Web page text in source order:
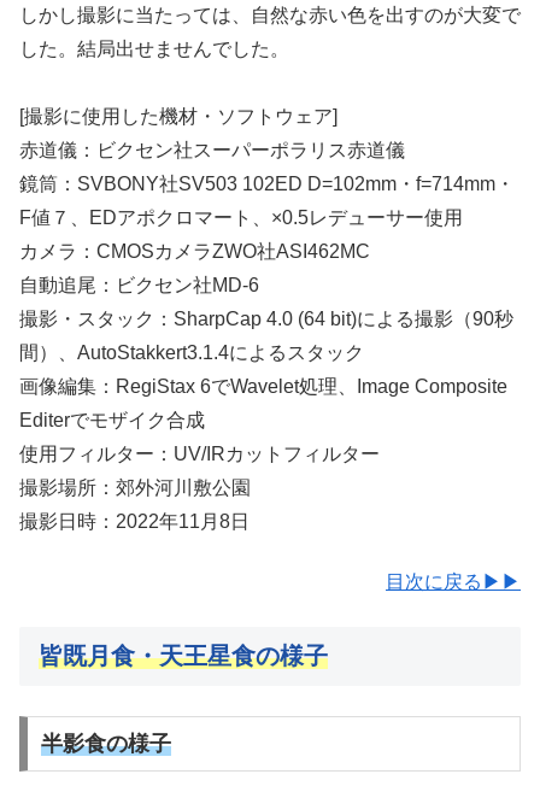
しかし撮影に当たっては、自然な赤い色を出すのが大変で
した。結局出せませんでした。
[撮影に使用した機材・ソフトウェア]
赤道儀：ビクセン社スーパーポラリス赤道儀
鏡筒：SVBONY社SV503 102ED D=102mm・f=714mm・
F値７、EDアポクロマート、×0.5レデューサー使用
カメラ：CMOSカメラZWO社ASI462MC
自動追尾：ビクセン社MD-6
撮影・スタック：SharpCap 4.0 (64 bit)による撮影（90秒
間）、AutoStakkert3.1.4によるスタック
画像編集：RegiStax 6でWavelet処理、Image Composite
Editerでモザイク合成
使用フィルター：UV/IRカットフィルター
撮影場所：郊外河川敷公園
撮影日時：2022年11月8日
目次に戻る▶▶
皆既月食・天王星食の様子
半影食の様子